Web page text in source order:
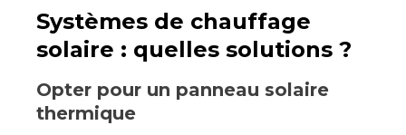
Systèmes de chauffage
solaire : quelles solutions ?
Opter pour un panneau solaire
thermique